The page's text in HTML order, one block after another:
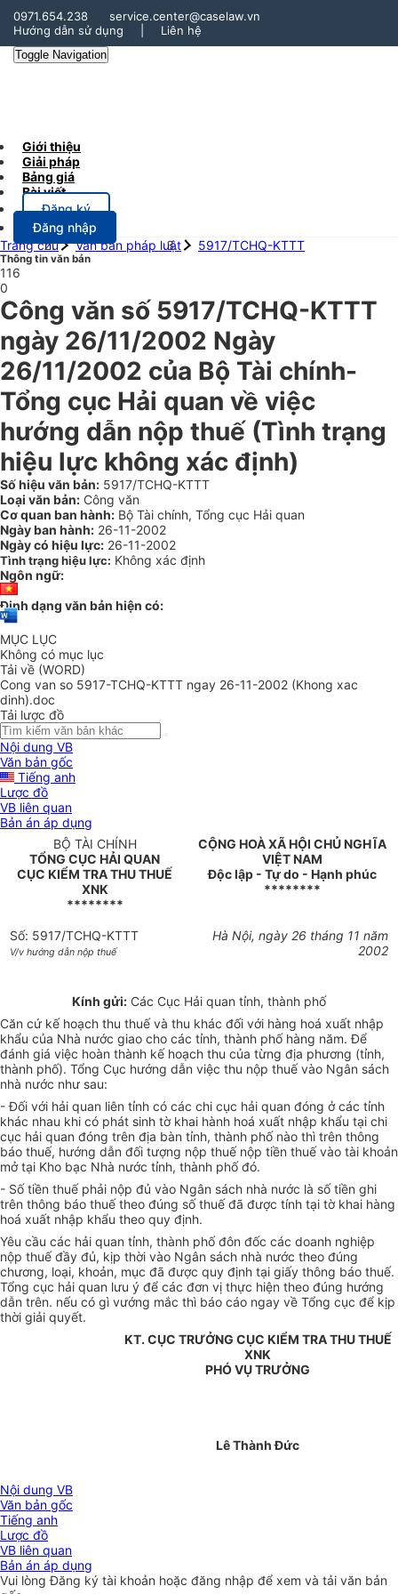
0971.654.238
service.center@caselaw.vn
Hướng dẫn sử dụng
Liên hệ
Toggle Navigation
Giới thiệu
Giải pháp
Bảng giá
Bài viết
Đăng ký
Đăng nhập
Trang chủ
Văn bản pháp luật 5917/TCHQ-KTTT
Thông tin văn bản
116
0
Công văn số 5917/TCHQ-KTTT
ngày 26/11/2002 Ngày
26/11/2002 của Bộ Tài chính-
Tổng cục Hải quan về việc
hướng dẫn nộp thuế (Tình trạng
hiệu lực không xác định)
Số hiệu văn bản: 5917/TCHQ-KTTT
Loại văn bản: Công văn
Cơ quan ban hành: Bộ Tài chính, Tổng cục Hải quan
Ngày ban hành: 26-11-2002
Ngày có hiệu lực: 26-11-2002
Tình trạng hiệu lực: Không xác định
Ngôn ngữ:
Định dạng văn bản hiện có:
MỤC LỤC
Không có mục lục
Tải về (WORD)
Cong van so 5917-TCHQ-KTTT ngay 26-11-2002 (Khong xac
dinh).doc
Tải lược đồ
Nội dung VB
Văn bản gốc
Tiếng anh
Lược đồ
VB liên quan
Bản án áp dụng
BỘ TÀI CHÍNH
TỔNG CỤC HẢI QUAN
CỤC KIỂM TRA THU THUẾ
XNK
********
CỘNG HOÀ XÃ HỘI CHỦ NGHĨA
VIỆT NAM
Độc lập - Tự do - Hạnh phúc
********
Số: 5917/TCHQ-KTTT
V/v hướng dẫn nộp thuế
Hà Nội, ngày 26 tháng 11 năm
2002
Kính gửi: Các Cục Hải quan tỉnh, thành phố
Căn cứ kế hoạch thu thuế và thu khác đối với hàng hoá xuất nhập
khẩu của Nhà nước giao cho các tỉnh, thành phố hàng năm. Để
đánh giá việc hoàn thành kế hoạch thu của từng địa phương (tỉnh,
thành phố). Tổng Cục hướng dẫn việc thu nộp thuế vào Ngân sách
nhà nước như sau:
- Đối với hải quan liên tỉnh có các chi cục hải quan đóng ở các tỉnh
khác nhau khi có phát sinh tờ khai hành hoá xuất nhập khẩu tại chi
cục hải quan đóng trên địa bàn tỉnh, thành phố nào thì trên thông
báo thuế, hướng dẫn đối tượng nộp thuế nộp tiền thuế vào tài khoản
mở tại Kho bạc Nhà nước tỉnh, thành phố đó.
- Số tiền thuế phải nộp đủ vào Ngân sách nhà nước là số tiền ghi
trên thông báo thuế theo đúng số thuế đã được tính tại tờ khai hàng
hoá xuất nhập khẩu theo quy định.
Yêu cầu các hải quan tỉnh, thành phố đôn đốc các doanh nghiệp
nộp thuế đầy đủ, kịp thời vào Ngân sách nhà nước theo đúng
chương, loại, khoản, mục đã được quy định tại giấy thông báo thuế.
Tổng cục hải quan lưu ý để các đơn vị thực hiện theo đúng hướng
dẫn trên. nếu có gì vướng mắc thì báo cáo ngay về Tổng cục để kịp
thời giải quyết.
KT. CỤC TRƯỞNG CỤC KIỂM TRA THU THUẾ
XNK
PHÓ VỤ TRƯỞNG
Lê Thành Đức
Nội dung VB
Văn bản gốc
Tiếng anh
Lược đồ
VB liên quan
Bản án áp dụng
Vui lòngĐăng ký tài khoản hoặc đăng nhập để xem và tải văn bản